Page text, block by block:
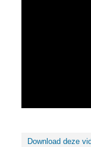
Download deze